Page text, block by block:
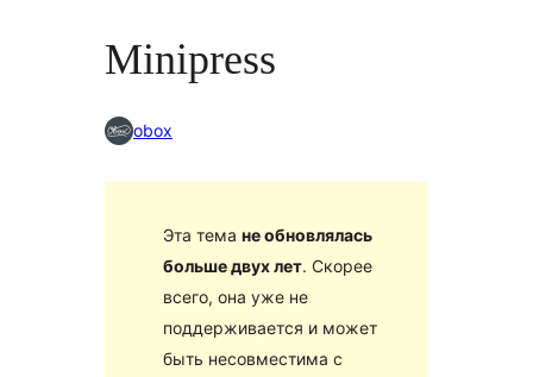
Minipress
obox
Эта тема не обновлялась
больше двух лет. Скорее
всего, она уже не
поддерживается и может
быть несовместима с